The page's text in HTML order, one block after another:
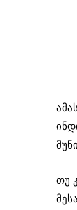
თუ